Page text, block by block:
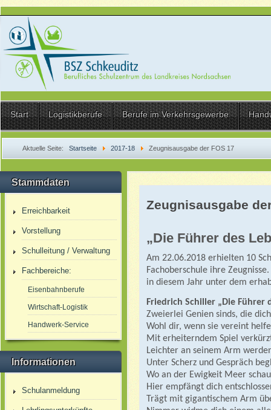
Start Logistikberufe Berufe im Verkehrsgewerbe
Aktuelle Seite: Startseite 2017-18 Zeugnisausgabe der FOS 17
Stammdaten
Erreichbarkeit
Vorstellung
Schulleitung / Verwaltung
Fachbereiche:
Eisenbahnberufe
Wirtschaft-Logistik
Handwerk-Service
Informationen
Schulanmeldung
Zeugnisausgabe
„Die Führer des
Am 22.06.2018 erhielten 10
Fachoberschule ihre
in diesem Jahr unter dem
Friedrich Schiller „Die Führer
Zweierlei Genien sinds, die
Wohl dir, wenn sie vereint
Mit erheiterndem Spiel
Leichter an seinem Arm
Unter Scherz und Gespräch
Wo an der Ewigkeit Meer
Hier empfängt dich
Trägt mit gigantischem Arm